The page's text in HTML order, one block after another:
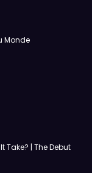
Monde
Take? | The Debut